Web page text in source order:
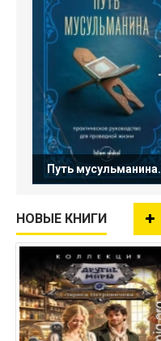
Путь мусульманина.
НОВЫЕ КНИГИ